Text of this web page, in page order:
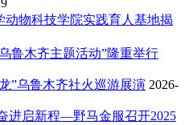
动物科技学院实践育人基地揭
鲁木齐主题活动”隆重举行
”乌鲁木齐社火巡游展演 2026-
进启新程—野马金服召开2025